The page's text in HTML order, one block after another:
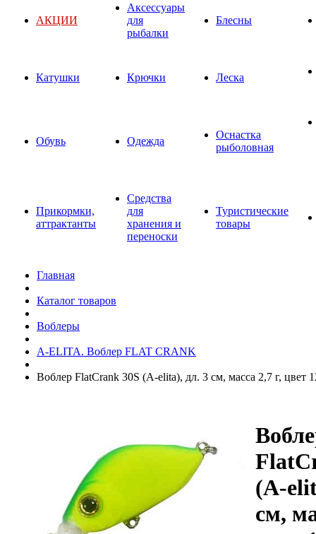
АКЦИИ
Аксессуары
для
рыбалки
Блесны
Катушки Крючки Леска
Обувь Одежда
Оснастка
рыболовная
Прикормки,
аттрактанты
Средства
для
хранения и
переноски
Туристические
товары
Главная
Каталог товаров
Воблеры
A-ELITA. Воблер FLAT CRANK
Воблер FlatCrank 30S (A-elita), дл. 3 см, масса 2,7 г, цвет
(A-
см,